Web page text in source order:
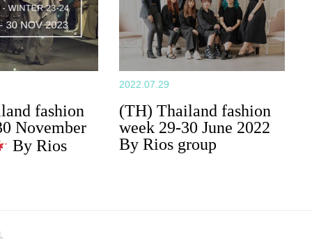
fashion
November
By Rios
2022.07.29
(TH) Thailand fashion
week 29-30 June 2022
By Rios group